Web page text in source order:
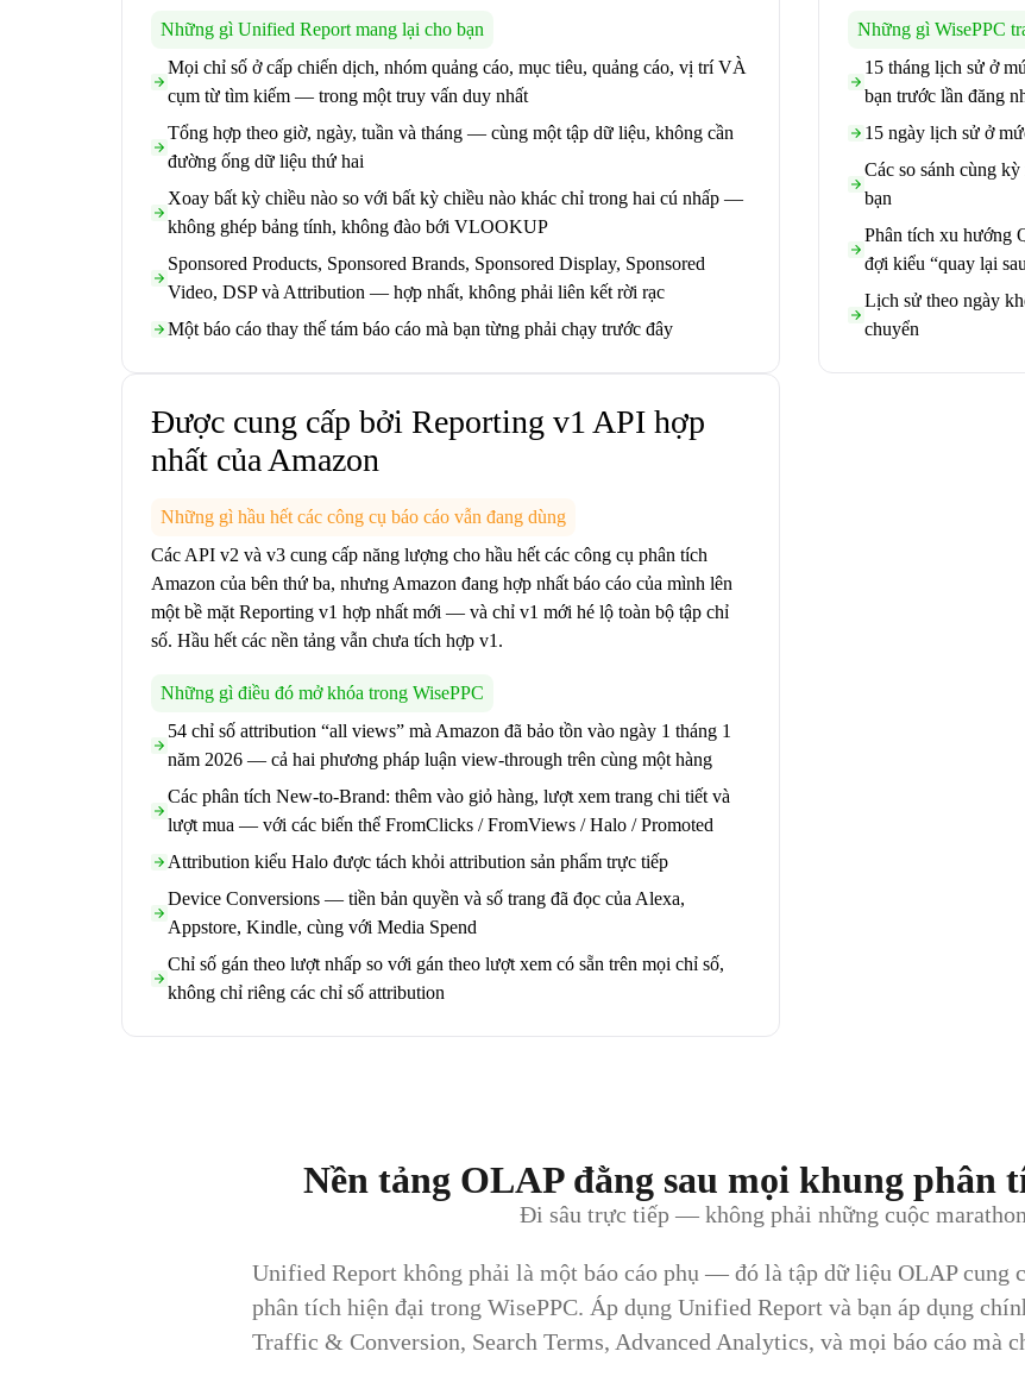
Những gì Unified Report mang lại cho bạn
Mọi chỉ số ở cấp chiến dịch, nhóm quảng cáo, mục tiêu, quảng cáo, vị trí VÀ
cụm từ tìm kiếm — trong một truy vấn duy nhất
Tổng hợp theo giờ, ngày, tuần và tháng — cùng một tập dữ liệu, không cần
đường ống dữ liệu thứ hai
Xoay bất kỳ chiều nào so với bất kỳ chiều nào khác chỉ trong hai cú nhấp —
không ghép bảng tính, không đào bới VLOOKUP
Sponsored Products, Sponsored Brands, Sponsored Display, Sponsored
Video, DSP và Attribution — hợp nhất, không phải liên kết rời rạc
Một báo cáo thay thế tám báo cáo mà bạn từng phải chạy trước đây
Những gì WisePPC
15 tháng lịch sử ở
bạn trước lần đăng
15 ngày lịch sử ở
Các so sánh cùng
bạn
Phân tích xu hướng
đợi kiểu “quay lại
Lịch sử theo ngày
chuyển
Được cung cấp bởi Reporting v1 API hợp
nhất của Amazon
Những gì hầu hết các công cụ báo cáo vẫn đang dùng
Các API v2 và v3 cung cấp năng lượng cho hầu hết các công cụ phân tích
Amazon của bên thứ ba, nhưng Amazon đang hợp nhất báo cáo của mình lên
một bề mặt Reporting v1 hợp nhất mới — và chỉ v1 mới hé lộ toàn bộ tập chỉ
số. Hầu hết các nền tảng vẫn chưa tích hợp v1.
Những gì điều đó mở khóa trong WisePPC
54 chỉ số attribution “all views” mà Amazon đã bảo tồn vào ngày 1 tháng 1
năm 2026 — cả hai phương pháp luận view-through trên cùng một hàng
Các phân tích New-to-Brand: thêm vào giỏ hàng, lượt xem trang chi tiết và
lượt mua — với các biến thể FromClicks / FromViews / Halo / Promoted
Attribution kiểu Halo được tách khỏi attribution sản phẩm trực tiếp
Device Conversions — tiền bản quyền và số trang đã đọc của Alexa,
Appstore, Kindle, cùng với Media Spend
Chỉ số gán theo lượt nhấp so với gán theo lượt xem có sẵn trên mọi chỉ số,
không chỉ riêng các chỉ số attribution
Nền tảng OLAP đằng sau mọi khung phân
Đi sâu trực tiếp — không phải những cuộc
Unified Report không phải là một báo cáo phụ — đó là tập dữ liệu OLAP cung
phân tích hiện đại trong WisePPC. Áp dụng Unified Report và bạn áp dụng
Traffic & Conversion, Search Terms, Advanced Analytics, và mọi báo cáo mà